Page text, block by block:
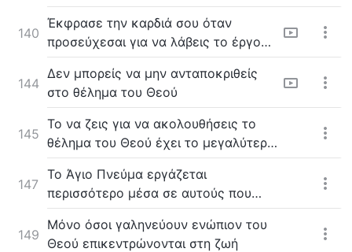
140
Έκφρασε την καρδιά σου όταν
προσεύχεσαι για να λάβεις το έργο
του Αγίου Πνεύματος
144
Δεν μπορείς να μην ανταποκριθείς
στο θέλημα του Θεού
145
Το να ζεις για να ακολουθήσεις το
θέλημα του Θεού έχει το μεγαλύτερο
νόημα
147
Το Άγιο Πνεύμα εργάζεται
περισσότερο μέσα σε αυτούς που
λαχταρούν να γίνουν τέλειοι
149
Μόνο όσοι γαληνεύουν ενώπιον του
Θεού επικεντρώνονται στη ζωή